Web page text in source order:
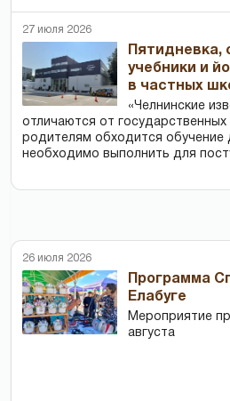
27 июля 2026
Пятидневка,
учебники и
в частных
«Челнинские
отличаются от государственных
родителям обходится обучение
необходимо выполнить для
26 июля 2026
Программа
Елабуге
Мероприятие
августа